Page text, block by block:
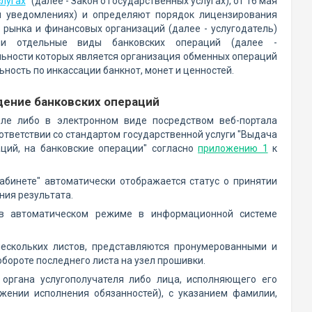
и определяют порядок лицензирования
и финансовых организаций (далее - услугодатель)
отдельные виды банковских операций (далее -
которых является организация обменных операций
по инкассации банкнот, монет и ценностей.
банковских операций
либо в электронном виде посредством веб-портала
со стандартом государственной услуги "Выдача
на банковские операции" согласноприложению 1 к
автоматически отображается статус о принятии
результата.
автоматическом режиме в информационной системе
листов, представляются пронумерованными и
последнего листа на узел прошивки.
услугополучателя либо лица, исполняющего его
исполнения обязанностей), с указанием фамилии,